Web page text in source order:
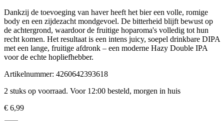
Dankzij de toevoeging van haver heeft het bier een volle, romige
body en een zijdezacht mondgevoel. De bitterheid blijft bewust op
de achtergrond, waardoor de fruitige hoparoma's volledig tot hun
recht komen. Het resultaat is een intens juicy, soepel drinkbare DIPA
met een lange, fruitige afdronk – een moderne Hazy Double IPA
voor de echte hopliefhebber.
Artikelnummer: 4260642393618
2 stuks op voorraad. Voor 12:00 besteld, morgen in huis
€ 6,99